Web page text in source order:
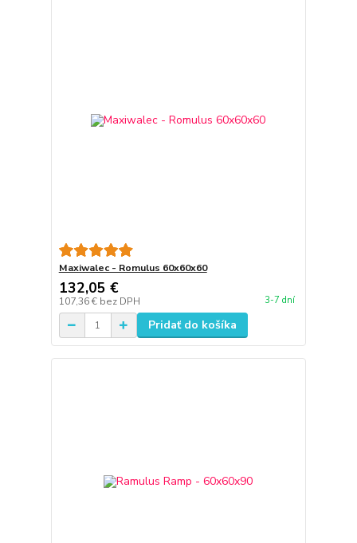
Maxiwalec - Romulus 60x60x60
132,05 €
107,36 € bez DPH 3-7 dní
Pridať do košíka